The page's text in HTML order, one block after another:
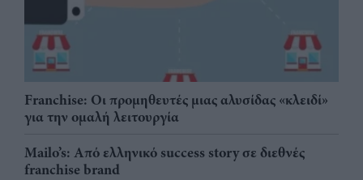
Franchise: Οι προμηθευτές μιας αλυσίδας «κλειδί»
για την ομαλή λειτουργία
Mailo’s: Από ελληνικό success story σε διεθνές
franchise brand